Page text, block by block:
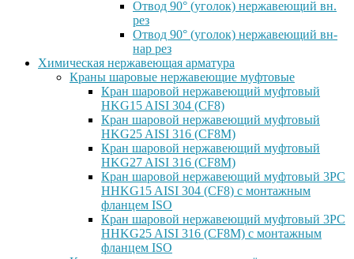
Отвод 90° (уголок) нержавеющий вн.
рез
Отвод 90° (уголок) нержавеющий вн-
нар рез
Химическая нержавеющая арматура
Краны шаровые нержавеющие муфтовые
Кран шаровой нержавеющий муфтовый
HKG15 AISI 304 (CF8)
Кран шаровой нержавеющий муфтовый
HKG25 AISI 316 (CF8M)
Кран шаровой нержавеющий муфтовый
HKG27 AISI 316 (CF8M)
Кран шаровой нержавеющий муфтовый 3PC
HHKG15 AISI 304 (CF8) с монтажным
фланцем ISO
Кран шаровой нержавеющий муфтовый 3PC
HHKG25 AISI 316 (CF8M) с монтажным
фланцем ISO